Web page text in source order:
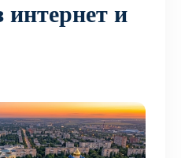
интернет и